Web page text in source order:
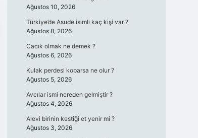
Ağustos 10, 2026
Türkiye’de Asude isimli kaç kişi var ?
Ağustos 8, 2026
Cacık olmak ne demek ?
Ağustos 6, 2026
Kulak perdesi koparsa ne olur ?
Ağustos 5, 2026
Avcılar ismi nereden gelmiştir ?
Ağustos 4, 2026
Alevi birinin kestiği et yenir mi ?
Ağustos 3, 2026